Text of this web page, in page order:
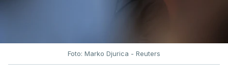
Foto: Marko Djurica - Reuters